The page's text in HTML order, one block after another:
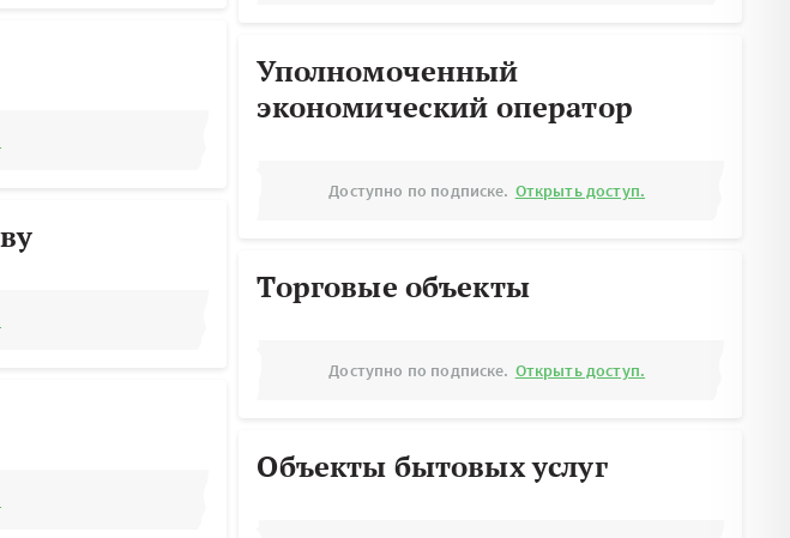
Уполномоченный
экономический оператор
Доступно по подписке. Открыть доступ.
Торговые объекты
Доступно по подписке. Открыть доступ.
Объекты бытовых услуг